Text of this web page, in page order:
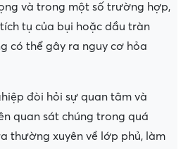
và trong một số trường hợp,
tụ của bụi hoặc dầu tràn
có thể gây ra nguy cơ hỏa
đòi hỏi sự quan tâm và
quan sát chúng trong quá
thường xuyên về lớp phủ, làm